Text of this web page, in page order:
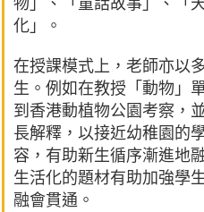
化」。
在授課模式上，老師亦以
生。例如在教授「動物」
到香港動植物公園考察，
長解釋，以接近幼稚園的
容，有助新生循序漸進地
生活化的題材有助加強學
融會貫通。